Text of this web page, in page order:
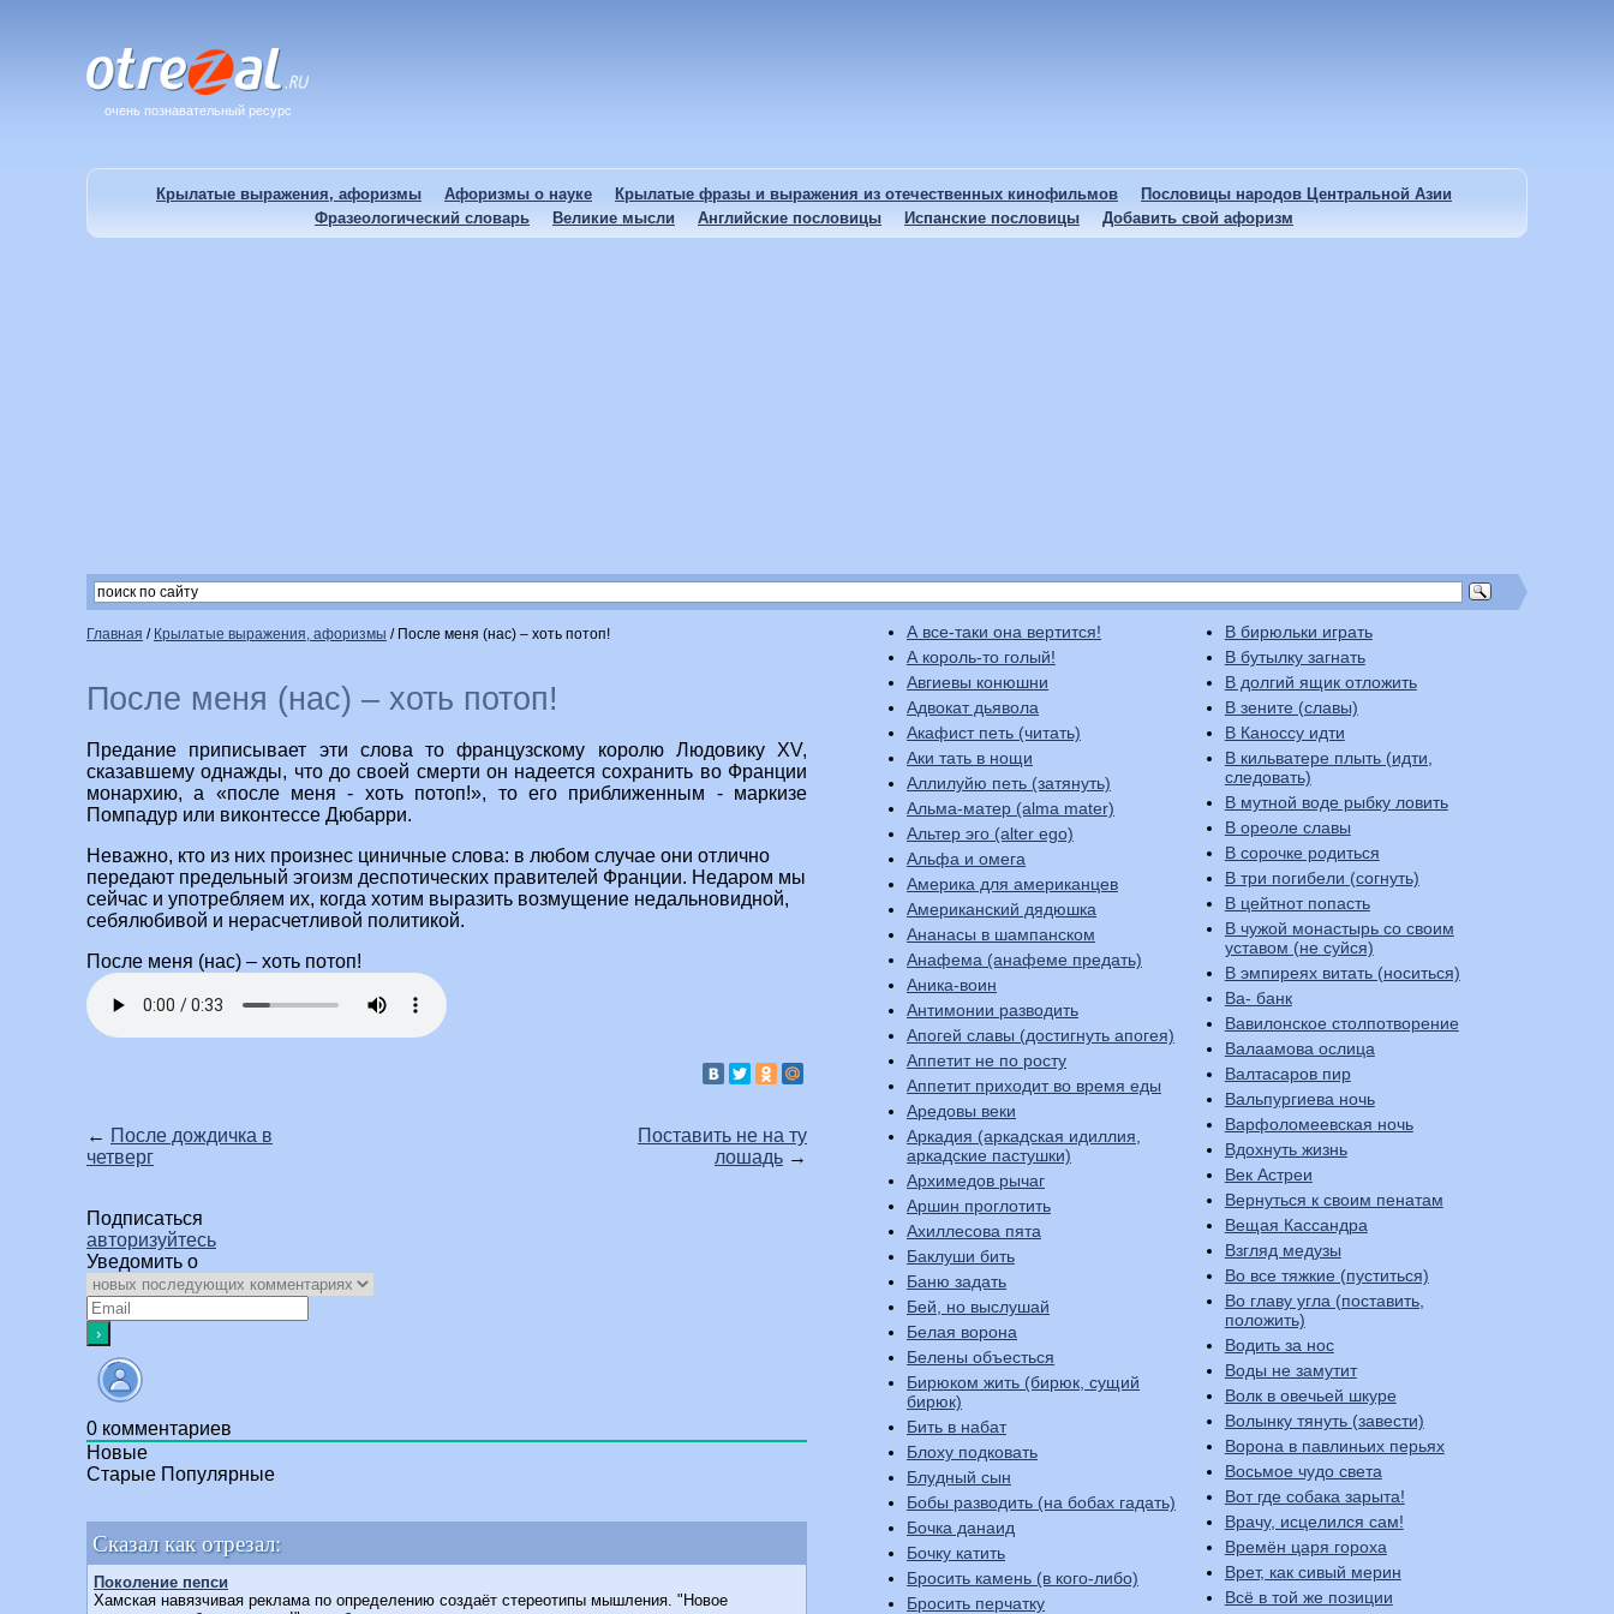
очень познавательный ресурс
Крылатые выражения, афоризмы Афоризмы о науке Крылатые фразы и выражения из отечественных кинофильмов
Пословицы народов Центральной Азии
Фразеологический словарь
Великие мысли Английские пословицы Испанские пословицы Добавить свой афоризм
Главная / Крылатые выражения, афоризмы / После меня (нас) – хоть потоп!
После меня (нас) – хоть потоп!
Предание приписывает эти слова то французскому королю Людовику XV,
сказавшему однажды, что до своей смерти он надеется сохранить во Франции
монархию, а «после меня - хоть потоп!», то его приближенным - маркизе
Помпадур или виконтессе Дюбарри.
Неважно, кто из них произнес циничные слова: в любом случае они отлично
передают предельный эгоизм деспотических правителей Франции. Недаром мы
сейчас и употребляем их, когда хотим выразить возмущение недальновидной,
себялюбивой и нерасчетливой политикой.
После меня (нас) – хоть потоп!
← После дождичка в
четверг
Поставить не на ту
лошадь →
Подписаться
авторизуйтесь
Уведомить о
0 комментариев
Новые
Старые Популярные
Сказал как отрезал:
Поколение пепси
Хамская навязчивая реклама по определению создаёт стереотипы мышления. "Hовое
А все-таки она вертится!
А король-то голый!
Авгиевы конюшни
Адвокат дьявола
Акафист петь (читать)
Аки тать в нощи
Аллилуйю петь (затянуть)
Альма-матер (alma mater)
Альтер эго (alter ego)
Альфа и омега
Америка для американцев
Американский дядюшка
Ананасы в шампанском
Анафема (анафеме предать)
Аника-воин
Антимонии разводить
Апогей славы (достигнуть апогея)
Аппетит не по росту
Аппетит приходит во время еды
Аредовы веки
Аркадия (аркадская идиллия,
аркадские пастушки)
Архимедов рычаг
Аршин проглотить
Ахиллесова пята
Баклуши бить
Баню задать
Бей, но выслушай
Белая ворона
Белены объесться
Бирюком жить (бирюк, сущий
бирюк)
Бить в набат
Блоху подковать
Блудный сын
Бобы разводить (на бобах гадать)
Бочка данаид
Бочку катить
Бросить камень (в кого-либо)
Бросить перчатку
В бирюльки играть
В бутылку загнать
В долгий ящик отложить
В зените (славы)
В Каноссу идти
В кильватере плыть (идти,
следовать)
В мутной воде рыбку ловить
В ореоле славы
В сорочке родиться
В три погибели (согнуть)
В цейтнот попасть
В чужой монастырь со своим
уставом (не суйся)
В эмпиреях витать (носиться)
Ва- банк
Вавилонское столпотворение
Валаамова ослица
Валтасаров пир
Вальпургиева ночь
Варфоломеевская ночь
Вдохнуть жизнь
Век Астреи
Вернуться к своим пенатам
Вещая Кассандра
Взгляд медузы
Во все тяжкие (пуститься)
Во главу угла (поставить,
положить)
Водить за нос
Воды не замутит
Волк в овечьей шкуре
Волынку тянуть (завести)
Ворона в павлиньих перьях
Восьмое чудо света
Вот где собака зарыта!
Врачу, исцелился сам!
Времён царя гороха
Врет, как сивый мерин
Всё в той же позиции